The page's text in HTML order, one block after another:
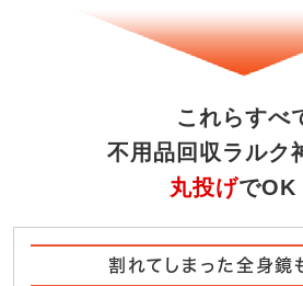
これらすべ
不用品回収ラルク
丸投げでOK
割れてしまった全身鏡